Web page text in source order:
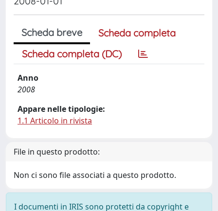
Scheda breve
Scheda completa
Scheda completa (DC)
Anno
2008
Appare nelle tipologie:
1.1 Articolo in rivista
File in questo prodotto:
Non ci sono file associati a questo prodotto.
I documenti in IRIS sono protetti da copyright e